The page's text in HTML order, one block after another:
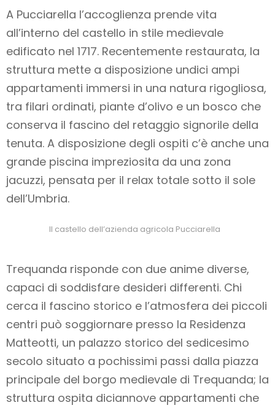
A Pucciarella l’accoglienza prende vita
all’interno del castello in stile medievale
edificato nel 1717. Recentemente restaurata, la
struttura mette a disposizione undici ampi
appartamenti immersi in una natura rigogliosa,
tra filari ordinati, piante d’olivo e un bosco che
conserva il fascino del retaggio signorile della
tenuta. A disposizione degli ospiti c’è anche una
grande piscina impreziosita da una zona
jacuzzi, pensata per il relax totale sotto il sole
dell’Umbria.
Il castello dell’azienda agricola Pucciarella
Trequanda risponde con due anime diverse,
capaci di soddisfare desideri differenti. Chi
cerca il fascino storico e l’atmosfera dei piccoli
centri può soggiornare presso la Residenza
Matteotti, un palazzo storico del sedicesimo
secolo situato a pochissimi passi dalla piazza
principale del borgo medievale di Trequanda; la
struttura ospita diciannove appartamenti che